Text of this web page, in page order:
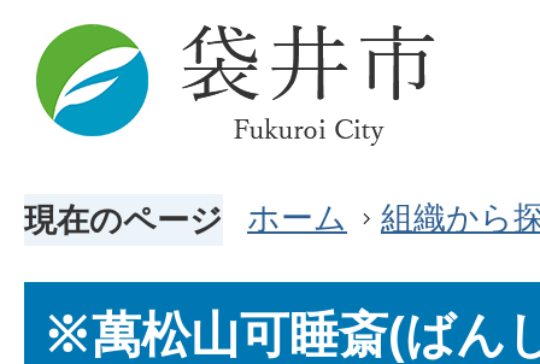
現在のページ ホーム 組織から
※萬松山可睡斎(ばん